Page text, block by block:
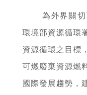
為外界關
環境部資源循環
資源循環之目標
可燃廢棄資源燃
國際發展趨勢，